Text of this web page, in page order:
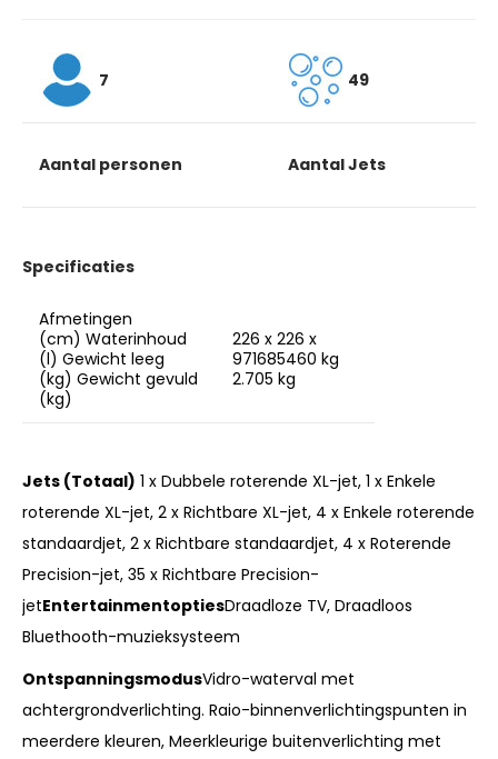
7 49
Aantal personen Aantal Jets
Specificaties
Afmetingen
(cm) Waterinhoud
(l) Gewicht leeg
(kg) Gewicht gevuld
(kg)
226 x 226 x
971685460 kg
2.705 kg
Jets (Totaal) 1 x Dubbele roterende XL-jet, 1 x Enkele
roterende XL-jet, 2 x Richtbare XL-jet, 4 x Enkele roterende
standaardjet, 2 x Richtbare standaardjet, 4 x Roterende
Precision-jet, 35 x Richtbare Precision-
jetEntertainmentoptiesDraadloze TV, Draadloos
Bluethooth-muzieksysteem
OntspanningsmodusVidro-waterval met
achtergrondverlichting. Raio-binnenverlichtingspunten in
meerdere kleuren, Meerkleurige buitenverlichting met